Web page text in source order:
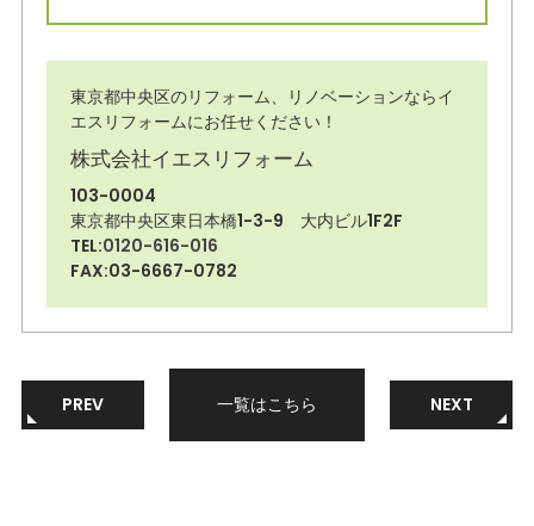
東京都中央区のリフォーム、リノベーションならイ
エスリフォームにお任せください！
株式会社イエスリフォーム
103-0004
東京都中央区東日本橋1-3-9 大内ビル1F2F
TEL:0120-616-016
FAX:03-6667-0782
PREV 一覧はこちら NEXT